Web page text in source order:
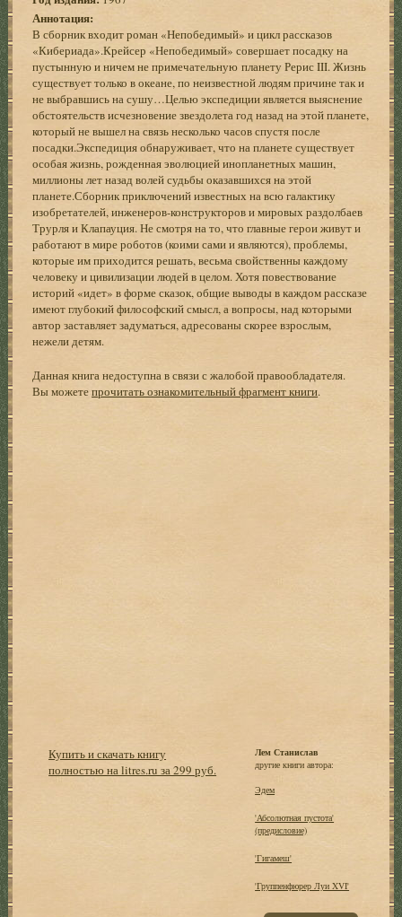
Аннотация:
В сборник входит роман «Непобедимый» и цикл рассказов
«Кибериада».Крейсер «Непобедимый» совершает посадку на
пустынную и ничем не примечательную планету Рерис III. Жизнь
существует только в океане, по неизвестной людям причине так и
не выбравшись на сушу…Целью экспедиции является выяснение
обстоятельств исчезновение звездолета год назад на этой планете,
который не вышел на связь несколько часов спустя после
посадки.Экспедиция обнаруживает, что на планете существует
особая жизнь, рожденная эволюцией инопланетных машин,
миллионы лет назад волей судьбы оказавшихся на этой
планете.Сборник приключений известных на всю галактику
изобретателей, инженеров-конструкторов и мировых раздолбаев
Трурля и Клапауция. Не смотря на то, что главные герои живут и
работают в мире роботов (коими сами и являются), проблемы,
которые им приходится решать, весьма свойственны каждому
человеку и цивилизации людей в целом. Хотя повествование
историй «идет» в форме сказок, общие выводы в каждом рассказе
имеют глубокий философский смысл, а вопросы, над которыми
автор заставляет задуматься, адресованы скорее взрослым,
нежели детям.
Данная книга недоступна в связи с жалобой правообладателя.
Вы можетепрочитать ознакомительный фрагмент книги.
Купить и скачать книгу
полностью на litres.ru за 299 руб.
Лем Станислав
другие книги автора:
Эдем
'Абсолютная пустота'
(предисловие)
'Гигамеш'
'Группенфюрер Луи XVI'